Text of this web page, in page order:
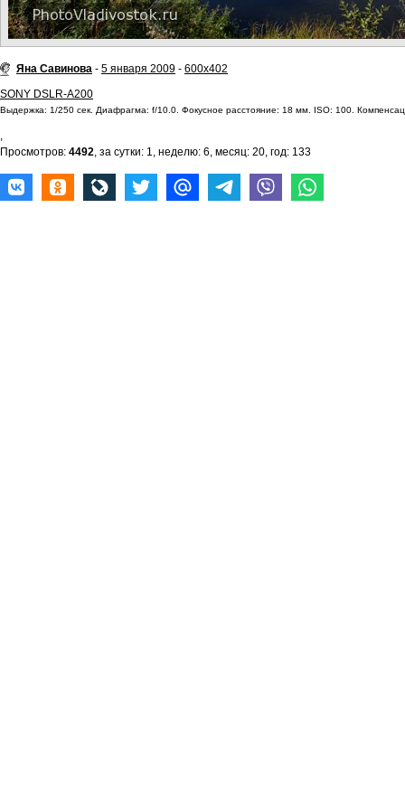
Яна Савинова - 5 января 2009 - 600x402
SONY DSLR-A200
Выдержка: 1/250 сек. Диафрагма: f/10.0. Фокусное расстояние: 18 мм. ISO: 100.
,
Просмотров: 4492, за сутки: 1, неделю: 6, месяц: 20, год: 133